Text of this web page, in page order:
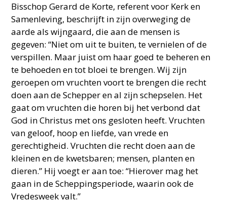
Bisschop Gerard de Korte, referent voor Kerk en
Samenleving, beschrijft in zijn overweging de
aarde als wijngaard, die aan de mensen is
gegeven: “Niet om uit te buiten, te vernielen of de
verspillen. Maar juist om haar goed te beheren en
te behoeden en tot bloei te brengen. Wij zijn
geroepen om vruchten voort te brengen die recht
doen aan de Schepper en al zijn schepselen. Het
gaat om vruchten die horen bij het verbond dat
God in Christus met ons gesloten heeft. Vruchten
van geloof, hoop en liefde, van vrede en
gerechtigheid. Vruchten die recht doen aan de
kleinen en de kwetsbaren; mensen, planten en
dieren.” Hij voegt er aan toe: “Hierover mag het
gaan in de Scheppingsperiode, waarin ook de
Vredesweek valt.”